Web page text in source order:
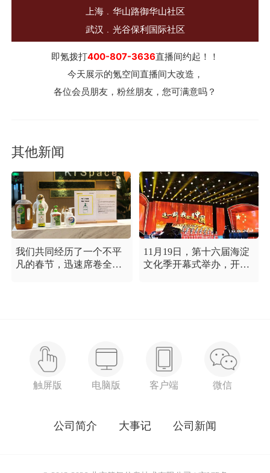
上海﹒华山路御华山社区
武汉﹒光谷保利国际社区
即氪拨打400-807-3636直播间约起！！
今天展示的氪空间直播间大改造，
各位会员朋友，粉丝朋友，您可满意吗？
其他新闻
我们共同经历了一个不平
凡的春节，迅速席卷全国
11月19日，第十六届海淀
文化季开幕式举办，开幕
结、特别讲奉献的一流精
神风貌，以及催人泪下的
感人事迹。
触屏版 电脑版 客户端 微信
公司简介 大事记 公司新闻